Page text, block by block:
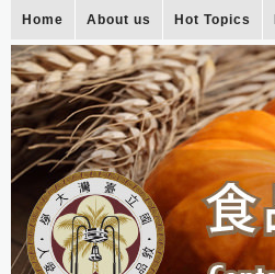
Home About us Hot Topics